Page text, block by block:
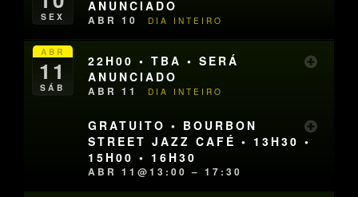
SEX
ANUNCIADO
ABR 10 DIA INTEIRO
ABR
11
SÁB
22H00 • TBA • SERÁ
ANUNCIADO
ABR 11 DIA INTEIRO
GRATUITO • BOURBON
STREET JAZZ CAFÉ • 13H30 •
15H00 • 16H30
ABR 11@13:00 – 17:30